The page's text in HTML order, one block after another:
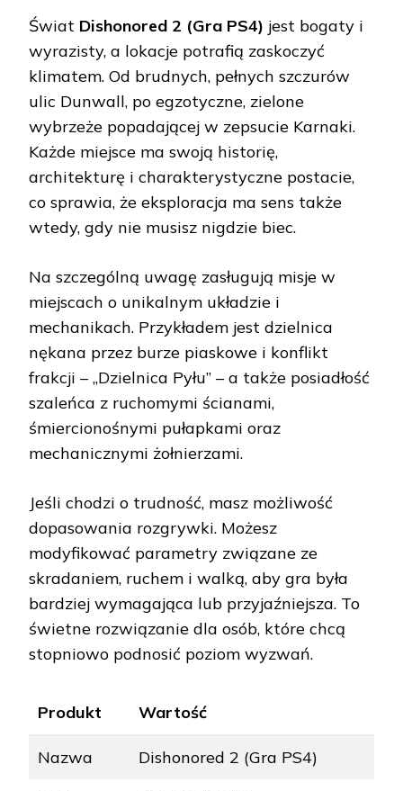
Świat Dishonored 2 (Gra PS4) jest bogaty i
wyrazisty, a lokacje potrafią zaskoczyć
klimatem. Od brudnych, pełnych szczurów
ulic Dunwall, po egzotyczne, zielone
wybrzeże popadającej w zepsucie Karnaki.
Każde miejsce ma swoją historię,
architekturę i charakterystyczne postacie,
co sprawia, że eksploracja ma sens także
wtedy, gdy nie musisz nigdzie biec.
Na szczególną uwagę zasługują misje w
miejscach o unikalnym układzie i
mechanikach. Przykładem jest dzielnica
nękana przez burze piaskowe i konflikt
frakcji – „Dzielnica Pyłu” – a także posiadłość
szaleńca z ruchomymi ścianami,
śmiercionośnymi pułapkami oraz
mechanicznymi żołnierzami.
Jeśli chodzi o trudność, masz możliwość
dopasowania rozgrywki. Możesz
modyfikować parametry związane ze
skradaniem, ruchem i walką, aby gra była
bardziej wymagająca lub przyjaźniejsza. To
świetne rozwiązanie dla osób, które chcą
stopniowo podnosić poziom wyzwań.
Produkt Wartość
Nazwa Dishonored 2 (Gra PS4)